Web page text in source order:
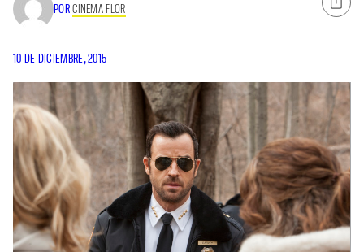
PORCINEMA FLOR
10 DE DICIEMBRE, 2015